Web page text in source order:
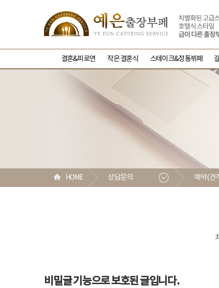
결혼&피로연 작은 결혼식 스테이크&정통뷔페
HOME 상담문의 예약(견
비밀글 기능으로 보호된 글입니다.